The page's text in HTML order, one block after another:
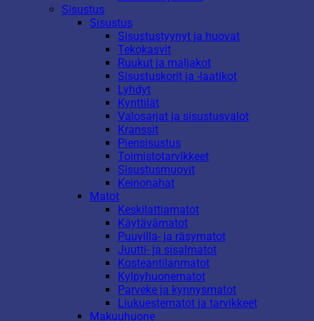
Sisustus
Sisustus
Sisustustyynyt ja huovat
Tekokasvit
Ruukut ja maljakot
Sisustuskorit ja -laatikot
Lyhdyt
Kynttilät
Valosarjat ja sisustusvalot
Kranssit
Piensisustus
Toimistotarvikkeet
Sisustusmuovit
Keinonahat
Matot
Keskilattiamatot
Käytävämatot
Puuvilla- ja räsymatot
Juutti- ja sisalmatot
Kosteantilanmatot
Kylpyhuonematot
Parveke ja kynnysmatot
Liukuestematot ja tarvikkeet
Makuuhuone